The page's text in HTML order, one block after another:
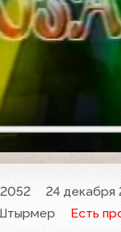
2052 24 декабря
Есть